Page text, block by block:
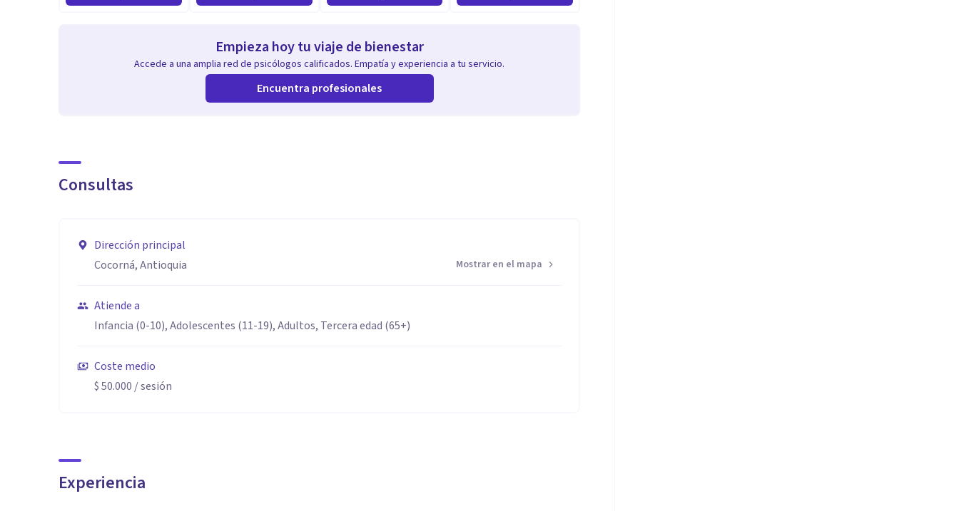
- Psicología ambiental.
- Investigaciones en Ciencias Sociales y Humanas.
- Trabajo en instituciones: evaluación, diagnóstico y elaboración de proyectos.
- Familia
- Pareja
- Infancia
- Adolescencia
Empieza hoy tu viaje de bienestar
Accede a una amplia red de psicólogos calificados. Empatía y experiencia a tu servicio.
Encuentra profesionales
Consultas
Dirección principal
Cocorná, Antioquia
Mostrar en el mapa
Atiende a
Infancia (0-10), Adolescentes (11-19), Adultos, Tercera edad (65+)
Coste medio
$ 50.000 / sesión
Experiencia